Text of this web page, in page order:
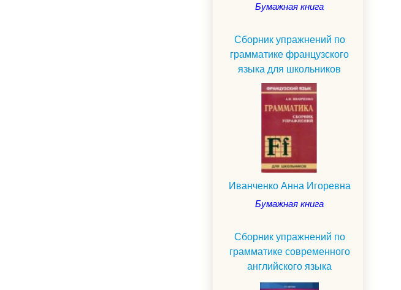
Бумажная книга
Сборник упражнений по
грамматике французского
языка для школьников
Иванченко Анна Игоревна
Бумажная книга
Сборник упражнений по
грамматике современного
английского языка